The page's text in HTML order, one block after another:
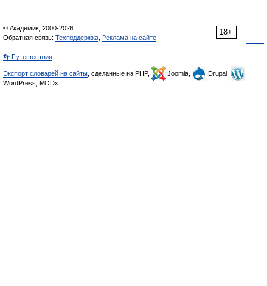
18+
© Академик, 2000-2026
Обратная связь: Техподдержка Реклама на сайте
👣 Путешествия
Экспорт словарей на сайты , сделанные на PHP, Joomla,
Drupal,
WordPress, MODx.